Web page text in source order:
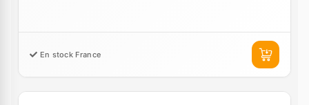
En stock France